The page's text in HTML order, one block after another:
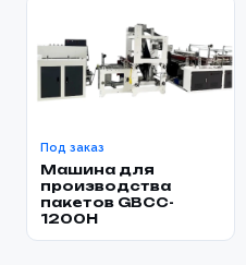
Под заказ
Машина для
производства
пакетов GBCC-
1200H